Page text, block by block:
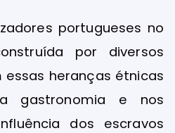
portugueses no
por diversos
heranças étnicas
gastronomia e nos
dos escravos